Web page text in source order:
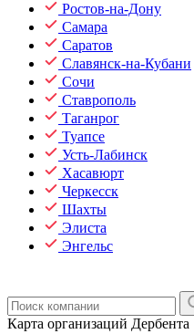
Ростов-на-Дону
Самара
Саратов
Славянск-на-Кубани
Сочи
Ставрополь
Таганрог
Туапсе
Усть-Лабинск
Хасавюрт
Черкесск
Шахты
Элиста
Энгельс
Карта организаций Дербента